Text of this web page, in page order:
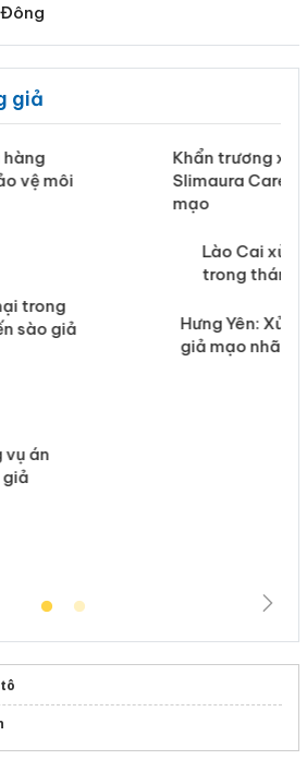
giả
xác minh, xử lý sản phẩm
Care x3 sử dụng giấy phép giả
Cai xử lý 83 vụ vi phạm thương mại
Xử lý 6 hộ kinh doanh bán hàng
nhãn hiệu Adidas, Nike